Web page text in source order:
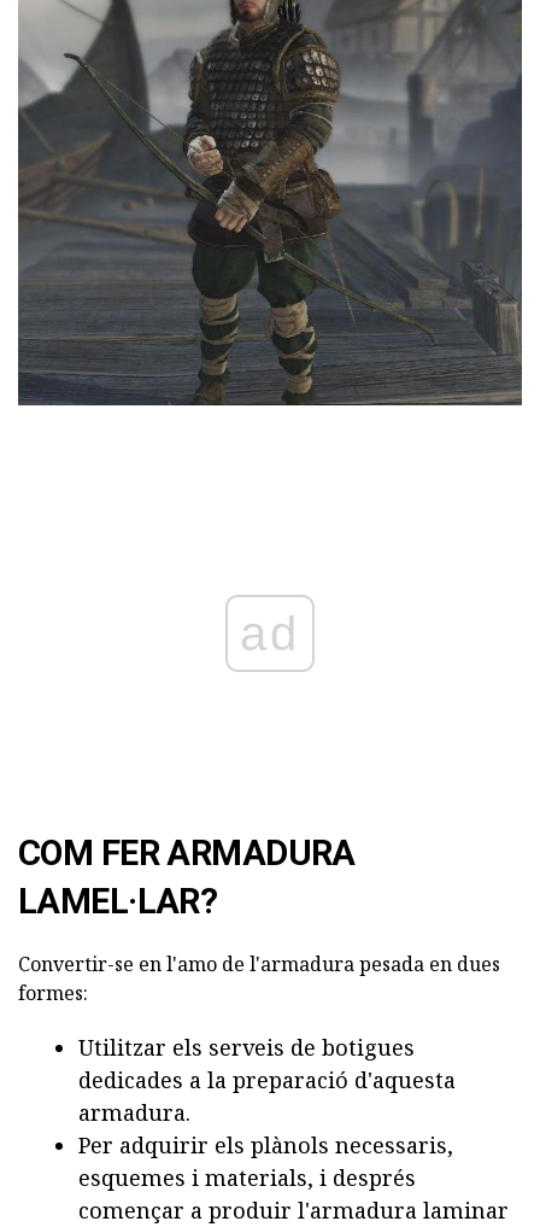
ad
COM FER ARMADURA
LAMEL·LAR?
Convertir-se en l'amo de l'armadura pesada en dues
formes:
Utilitzar els serveis de botigues
dedicades a la preparació d'aquesta
armadura.
Per adquirir els plànols necessaris,
esquemes i materials, i després
començar a produir l'armadura laminar